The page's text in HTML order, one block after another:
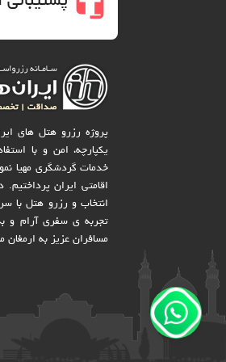
پروژه رزرو هتل های
خدمات گردشگری مهیا
اقامتی ایران
انتخاب و رزرو هتل با
تجربه ی سفری آرام و
مسافران عزیز به ارمغان